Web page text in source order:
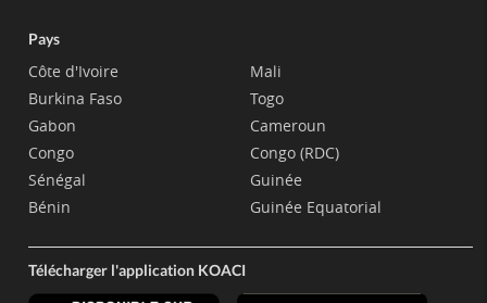
Pays
Côte d'Ivoire
Burkina Faso
Gabon
Congo
Sénégal
Bénin
Mali
Togo
Cameroun
Congo (RDC)
Guinée
Guinée Equatorial
Télécharger l'application KOACI